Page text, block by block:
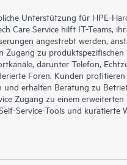
Unterstützung für HPE-
Care Service hilft IT-Teams,
angestrebt werden,
Zugang zu produktspezifischen
darunter Telefon,
Foren. Kunden profitieren
erhalten Beratung zu
Zugang zu einem erweiterten
Service-Tools und kuratierte